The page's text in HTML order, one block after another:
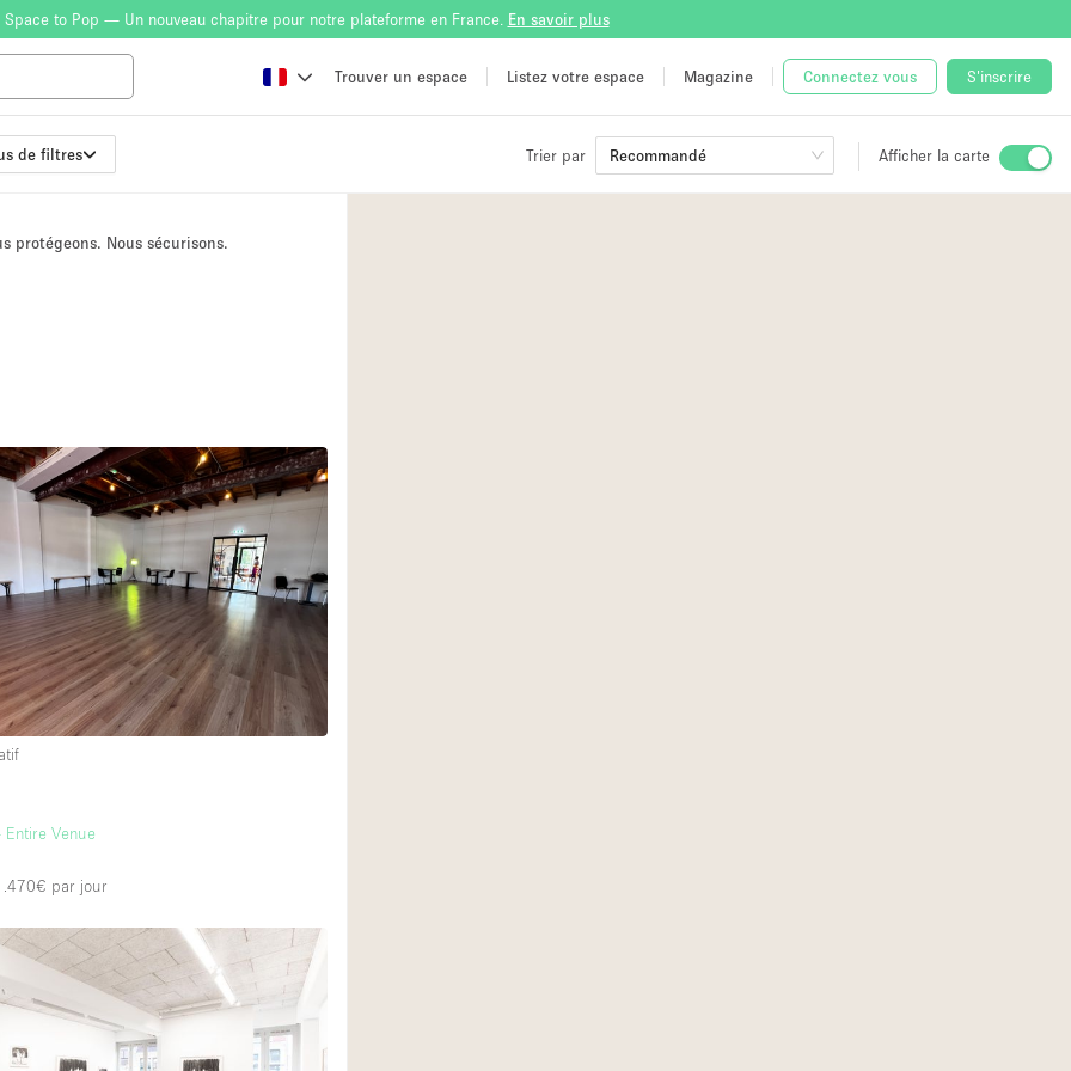
Space to Pop — Un nouveau chapitre pour notre plateforme en France. En savoir plus
Trouver un espace Listez votre espace Magazine Connectez vous S'inscrire
de filtres Trier par Recommandé Afficher la carte
protégeons. Nous sécurisons.
Entire Venue
par jour